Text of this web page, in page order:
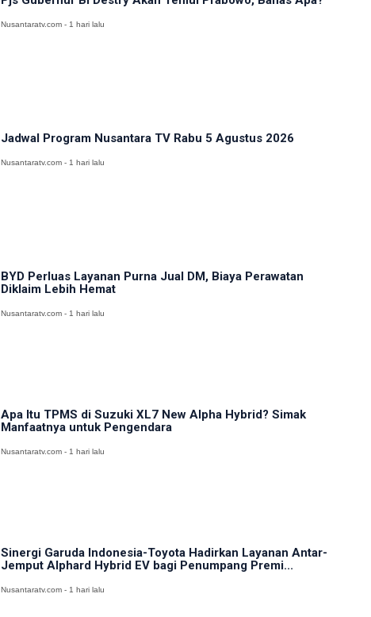
Nusantaratv.com - 1 hari lalu
Jadwal Program Nusantara TV Rabu 5 Agustus 2026
Nusantaratv.com - 1 hari lalu
BYD Perluas Layanan Purna Jual DM, Biaya Perawatan
Diklaim Lebih Hemat
Nusantaratv.com - 1 hari lalu
Apa Itu TPMS di Suzuki XL7 New Alpha Hybrid? Simak
Manfaatnya untuk Pengendara
Nusantaratv.com - 1 hari lalu
Sinergi Garuda Indonesia-Toyota Hadirkan Layanan Antar-
Jemput Alphard Hybrid EV bagi Penumpang Premi...
Nusantaratv.com - 1 hari lalu